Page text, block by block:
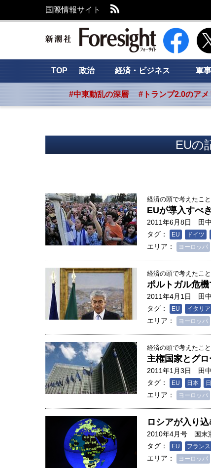
国際情報サイト
新潮社
TOP 政治 経済・ビジネス 軍
#中東動乱の深層 #トランプ2.0のアメ
EUの
経済の頭で考えたこ
EUが導入すべ
2011年6月8日
田
タグ：
EU ドイツ
エリア： ヨーロッパ
経済の頭で考えたこ
ポルトガル危
2011年4月1日
田
タグ：
EU イタリア
エリア： ヨーロッパ
経済の頭で考えたこ
主権国家とグ
2011年1月3日
田
タグ：
EU 日本
エリア： ヨーロッパ
ロシアが入り
2010年4月号
国末
タグ：
EU フランス
エリア： ヨーロッパ